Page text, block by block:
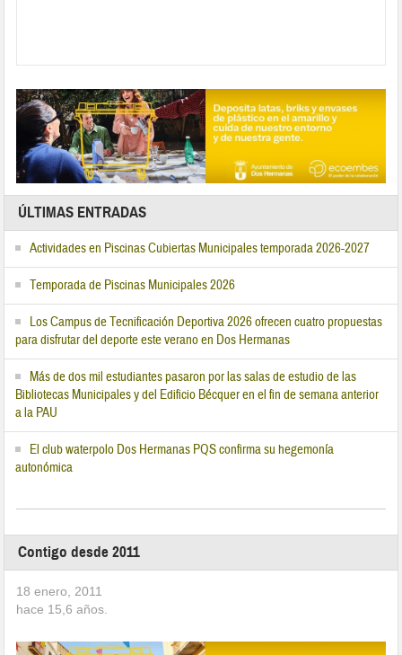
ÚLTIMAS ENTRADAS
Actividades en Piscinas Cubiertas Municipales temporada 2026-2027
Temporada de Piscinas Municipales 2026
Los Campus de Tecnificación Deportiva 2026 ofrecen cuatro propuestas
para disfrutar del deporte este verano en Dos Hermanas
Más de dos mil estudiantes pasaron por las salas de estudio de las
Bibliotecas Municipales y del Edificio Bécquer en el fin de semana anterior
a la PAU
El club waterpolo Dos Hermanas PQS confirma su hegemonía
autonómica
Contigo desde 2011
18 enero, 2011
hace 15,6 años.